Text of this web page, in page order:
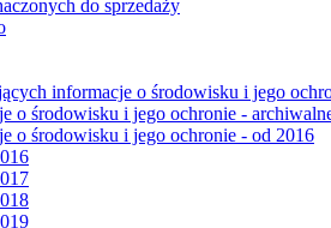
do sprzedaży
informacje o środowisku i jego
o środowisku i jego ochronie -
o środowisku i jego ochronie - od 2016